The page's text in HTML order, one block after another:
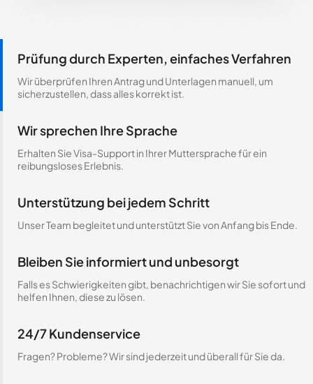
Prüfung durch Experten, einfaches Verfahren
Wir überprüfen Ihren Antrag und Unterlagen manuell, um
sicherzustellen, dass alles korrekt ist.
Wir sprechen Ihre Sprache
Erhalten Sie Visa-Support in Ihrer Muttersprache für ein
reibungsloses Erlebnis.
Unterstützung bei jedem Schritt
Unser Team begleitet und unterstützt Sie von Anfang bis Ende.
Bleiben Sie informiert und unbesorgt
Falls es Schwierigkeiten gibt, benachrichtigen wir Sie sofort und
helfen Ihnen, diese zu lösen.
24/7 Kundenservice
Fragen? Probleme? Wir sind jederzeit und überall für Sie da.